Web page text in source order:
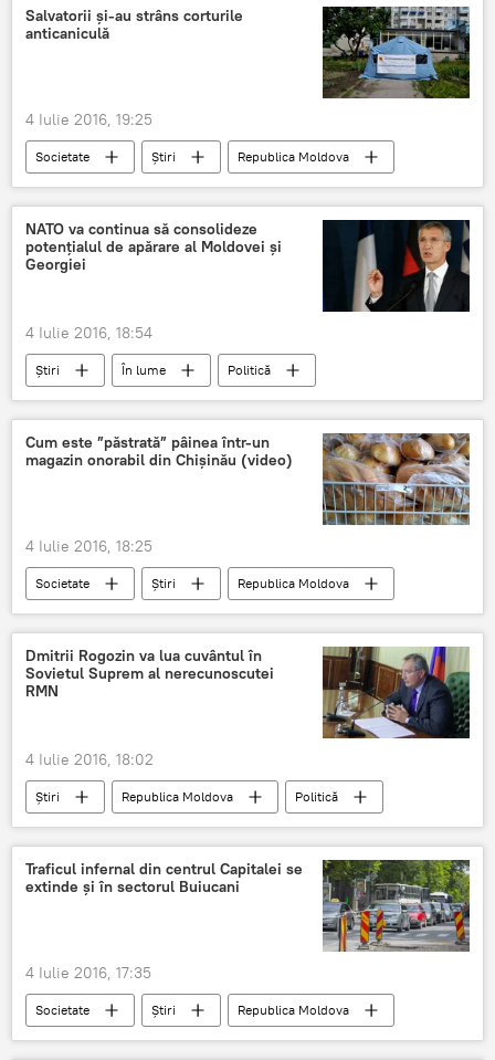
Iurie Leancă
Dorin Drăguțanu
Procurorii continuă investigarea fraudelor din sistemul bancar
Salvatorii şi-au strâns corturile
anticaniculă
4 Iulie 2016, 19:25
Societate Știri
Republica Moldova
Moldova
caniculă
salvatori
corturi
NATO va continua să consolideze
potențialul de apărare al Moldovei și
Georgiei
4 Iulie 2016, 18:54
Știri În lume
Politică
NATO
Moldova
consolidare
Georgia
Stoltenberg
Cum este ”păstrată” pâinea într-un
magazin onorabil din Chișinău (video)
4 Iulie 2016, 18:25
Societate Știri
Republica Moldova
Pâine
Gunoi Magazin
Dmitrii Rogozin va lua cuvântul în
Sovietul Suprem al nerecunoscutei
RMN
4 Iulie 2016, 18:02
Știri Republica Moldova
Politică
Tiraspol
vizită
Chișinău
Dmitrii Rogozin
Moscova - Chişinău: 2016 ca timp al resetării
Traficul infernal din centrul Capitalei se
extinde şi în sectorul Buiucani
4 Iulie 2016, 17:35
Societate Știri
Republica Moldova
trafic
Chişinău
Buiucani